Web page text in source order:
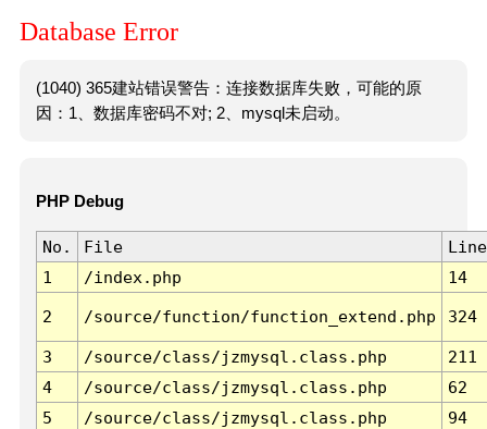
Database Error
(1040) 365建站错误警告：连接数据库失败，可能的原
因：1、数据库密码不对; 2、mysql未启动。
PHP Debug
No. File
Line
1
/index.php 14
2 /source/function/function_extend.php 324
3 /source/class/jzmysql.class.php
211
4
/source/class/jzmysql.class.php
62
5
/source/class/jzmysql.class.php
94